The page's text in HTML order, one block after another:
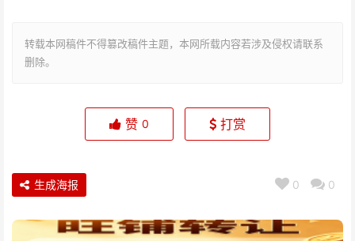
转载本网稿件不得篡改稿件主题，本网所载内容若涉及侵权请联系
删除。
赞 0 打赏
0 0
生成海报